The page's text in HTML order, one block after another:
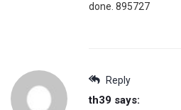
done. 895727
Reply
th39 says: